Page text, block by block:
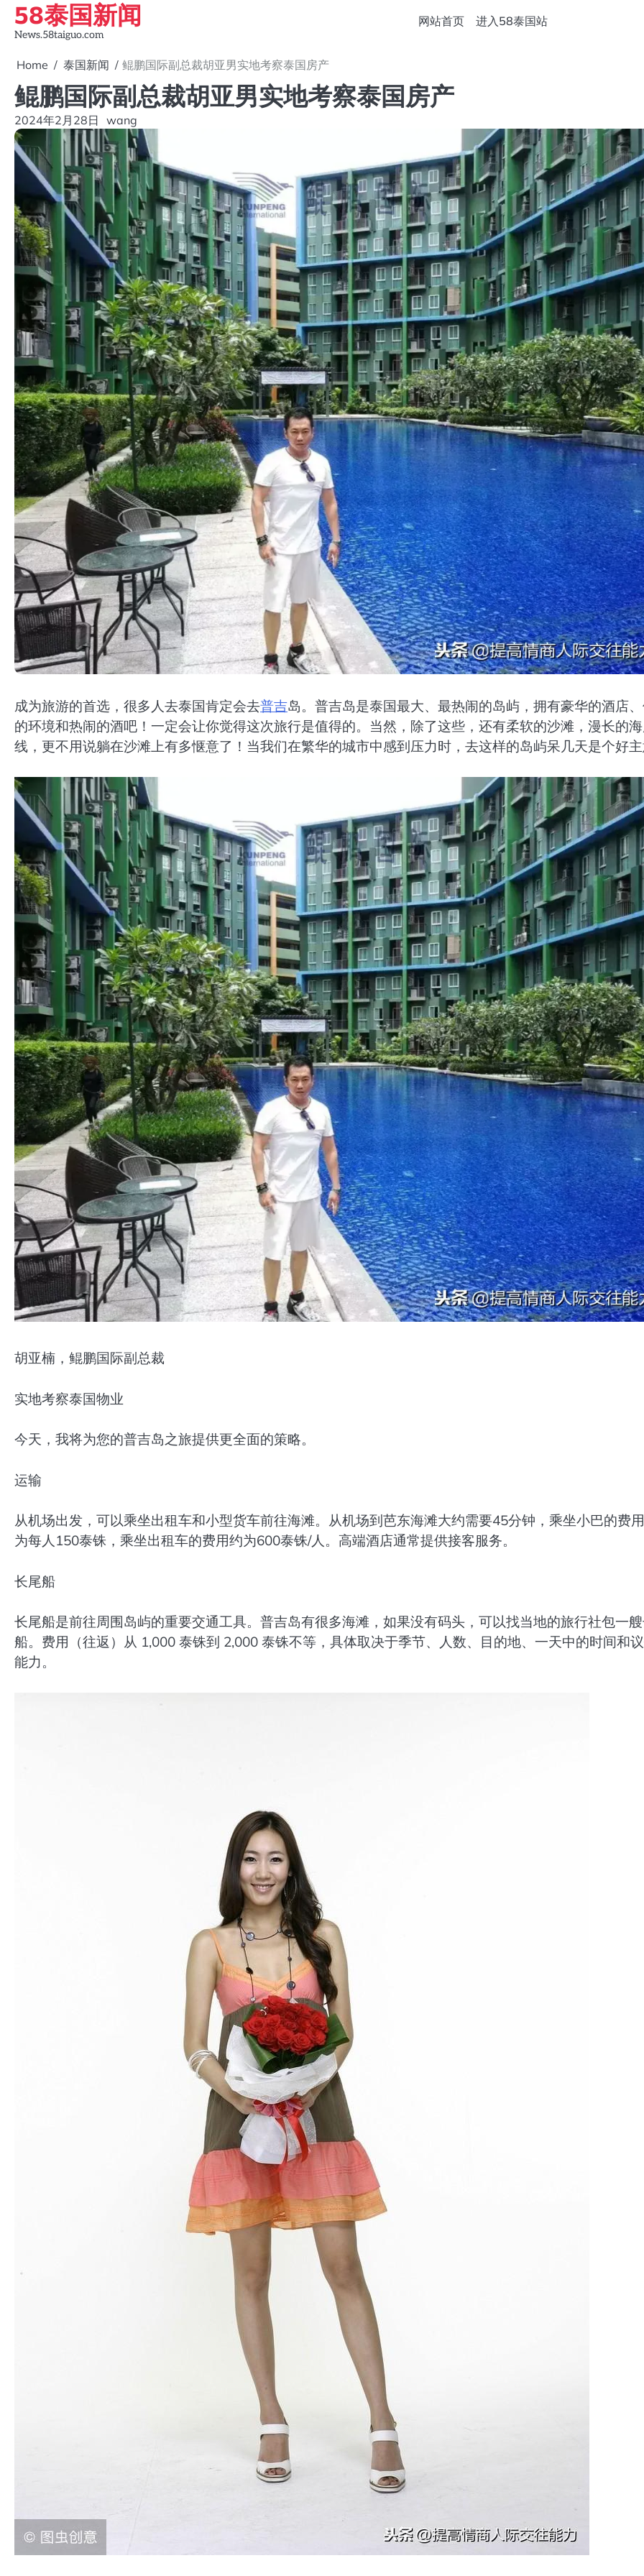
Skip
content
58泰国新闻
News.58taiguo.com
网站首页 进入58泰国站
Home 泰国新闻 鲲鹏国际副总裁胡亚男实地考察泰国房产
鲲鹏国际副总裁胡亚男实地考察泰国房产
2024年2月28日 wang
成为旅游的首选，很多人去泰国肯定会去普吉岛。普吉岛是泰国最大、最热闹的岛屿，拥有豪华的酒店
的环境和热闹的酒吧！一定会让你觉得这次旅行是值得的。当然，除了这些，还有柔软的沙滩，漫长的
线，更不用说躺在沙滩上有多惬意了！当我们在繁华的城市中感到压力时，去这样的岛屿呆几天是个好主
胡亚楠，鲲鹏国际副总裁
实地考察泰国物业
今天，我将为您的普吉岛之旅提供更全面的策略。
运输
从机场出发，可以乘坐出租车和小型货车前往海滩。从机场到芭东海滩大约需要45分钟，乘坐小巴的费
为每人150泰铢，乘坐出租车的费用约为600泰铢/人。高端酒店通常提供接客服务。
长尾船
长尾船是前往周围岛屿的重要交通工具。普吉岛有很多海滩，如果没有码头，可以找当地的旅行社包一
船。费用（往返）从 1,000 泰铢到 2,000 泰铢不等，具体取决于季节、人数、目的地、一天中的时间和
能力。